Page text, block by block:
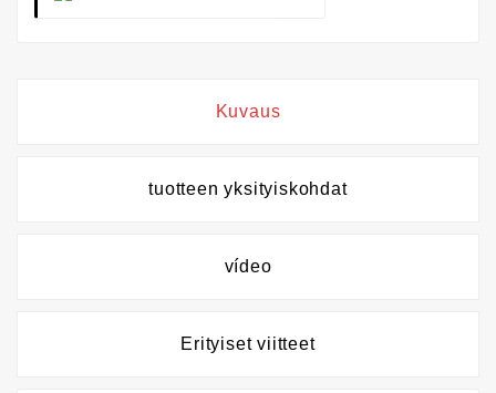
Kuvaus
tuotteen yksityiskohdat
vídeo
Erityiset viitteet